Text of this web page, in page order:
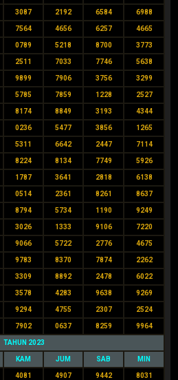
3087 2192 6584 6988
7564 4656 6257 4665
0789 5218 8700 3773
2511 7033 7746 5638
9899 7906 3756 3299
5785 7859 1228 2527
8174 8849 3193 4344
0236 5477 3856 1265
5311 6642 2447 7114
8224 8134 7749 5926
1787 3641 2818 6138
0514 2361 8261 8637
8794 5734 1190 9249
3026 1333 9106 7220
9066 5722 2776 4675
9783 8370 7874 2262
3309 8892 2478 6022
3578 4283 9638 9269
9294 4755 2307 2524
7902 0637 8259 9964
TAHUN 2023
KAM JUM SAB MIN
4081 4907 9442 8031